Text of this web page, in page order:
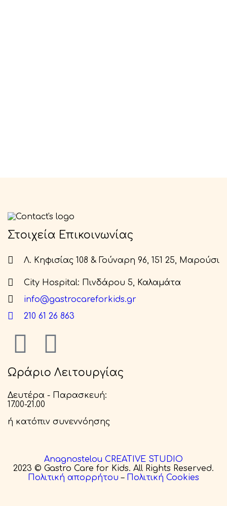
Στοιχεία Επικοινωνίας
Λ. Κηφισίας 108 & Γούναρη 96, 151 25, Μαρούσι
City Hospital: Πινδάρου 5, Καλαμάτα
info@gastrocareforkids.gr
210 61 26 863
Ωράριο Λειτουργίας
Δευτέρα - Παρασκευή:
17.00-21.00
ή κατόπιν συνεννόησης
Anagnostelou CREATIVE STUDIO
2023 © Gastro Care for Kids. All Rights Reserved.
Πολιτική απορρήτου – Πολιτική Cookies